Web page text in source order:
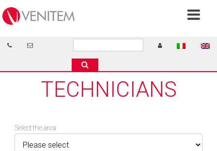
TECHNICIANS
Select the area